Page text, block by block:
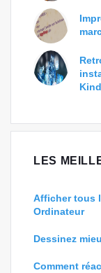
LES
Afficher tous
Ordinateur
Dessinez
Comment